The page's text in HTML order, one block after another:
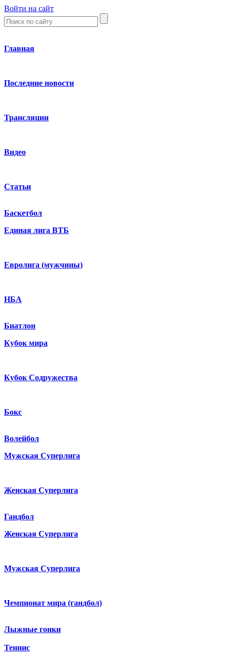
Войти на сайт
Главная
Последние новости
Трансляции
Видео
Статьи
Баскетбол
Единая лига ВТБ
Евролига (мужчины)
НБА
Биатлон
Кубок мира
Кубок Содружества
Бокс
Волейбол
Мужская Суперлига
Женская Суперлига
Гандбол
Женская Суперлига
Мужская Суперлига
Чемпионат мира (гандбол)
Лыжные гонки
Теннис